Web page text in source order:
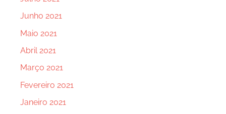
Junho 2021
Maio 2021
Abril 2021
Março 2021
Fevereiro 2021
Janeiro 2021